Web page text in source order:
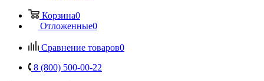
Корзина0
Отложенные0
Сравнение товаров0
8 (800) 500-00-22